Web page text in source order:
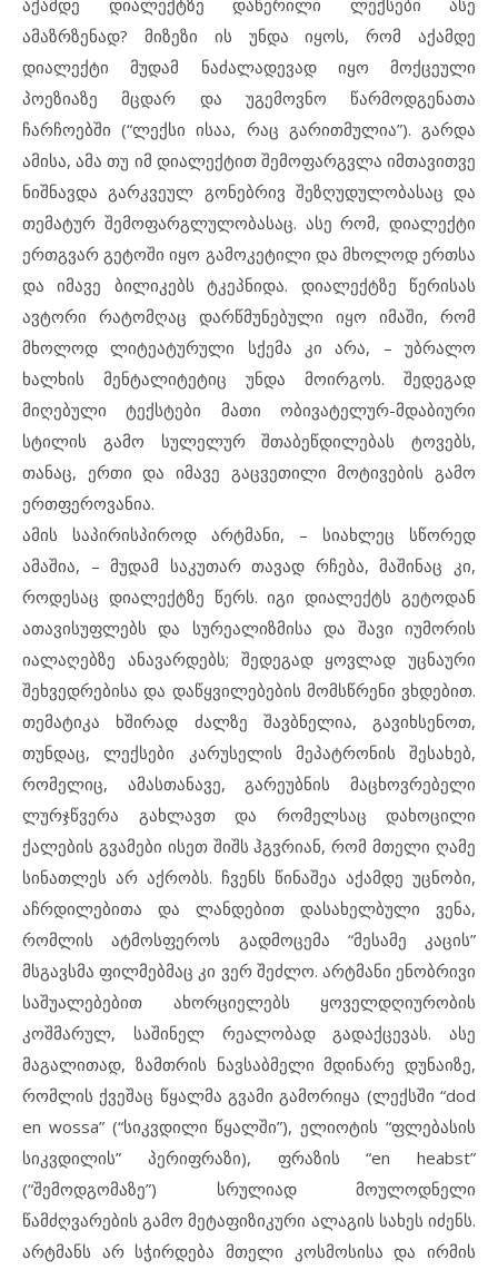
აქამდე დიალექტზე დაწერილი ლექსები ასე
ამაზრზენად? მიზეზი ის უნდა იყოს, რომ აქამდე
დიალექტი მუდამ ნაძალადევად იყო მოქცეული
პოეზიაზე მცდარ და უგემოვნო წარმოდგენათა
ჩარჩოებში (“ლექსი ისაა, რაც გარითმულია”). გარდა
ამისა, ამა თუ იმ დიალექტით შემოფარგვლა იმთავითვე
ნიშნავდა გარკვეულ გონებრივ შეზღუდულობასაც და
თემატურ შემოფარგლულობასაც. ასე რომ, დიალექტი
ერთგვარ გეტოში იყო გამოკეტილი და მხოლოდ ერთსა
და იმავე ბილიკებს ტკეპნიდა. დიალექტზე წერისას
ავტორი რატომღაც დარწმუნებული იყო იმაში, რომ
მხოლოდ ლიტეატურული სქემა კი არა, – უბრალო
ხალხის მენტალიტეტიც უნდა მოირგოს. შედეგად
მიღებული ტექსტები მათი ობივატელურ-მდაბიური
სტილის გამო სულელურ შთაბეწდილებას ტოვებს,
თანაც, ერთი და იმავე გაცვეთილი მოტივების გამო
ერთფეროვანია.
ამის საპირისპიროდ არტმანი, – სიახლეც სწორედ
ამაშია, – მუდამ საკუთარ თავად რჩება, მაშინაც კი,
როდესაც დიალექტზე წერს. იგი დიალექტს გეტოდან
ათავისუფლებს და სურეალიზმისა და შავი იუმორის
იალაღებზე ანავარდებს; შედეგად ყოვლად უცნაური
შეხვედრებისა და დაწყვილებების მომსწრენი ვხდებით.
თემატიკა ხშირად ძალზე შავბნელია, გავიხსენოთ,
თუნდაც, ლექსები კარუსელის მეპატრონის შესახებ,
რომელიც, ამასთანავე, გარეუბნის მაცხოვრებელი
ლურჯწვერა გახლავთ და რომელსაც დახოცილი
ქალების გვამები ისეთ შიშს ჰგვრიან, რომ მთელი ღამე
სინათლეს არ აქრობს. ჩვენს წინაშეა აქამდე უცნობი,
აჩრდილებითა და ლანდებით დასახელბული ვენა,
რომლის ატმოსფეროს გადმოცემა “მესამე კაცის”
მსგავსმა ფილმებმაც კი ვერ შეძლო. არტმანი ენობრივი
საშუალებებით ახორციელებს ყოველდღიურობის
კოშმარულ, საშინელ რეალობად გადაქცევას. ასე
მაგალითად, ზამთრის ნავსაბმელი მდინარე დუნაიზე,
რომლის ქვეშაც წყალმა გვამი გამორიყა (ლექსში “dod
en wossa” (“სიკვდილი წყალში”), ელიოტის “ფლებასის
სიკვდილის” პერიფრაზი), ფრაზის “en heabst”
(“შემოდგომაზე”) სრულიად მოულოდნელი
წამძღვარების გამო მეტაფიზიკური ალაგის სახეს იძენს.
არტმანს არ სჭირდება მთელი კოსმოსისა და ირმის